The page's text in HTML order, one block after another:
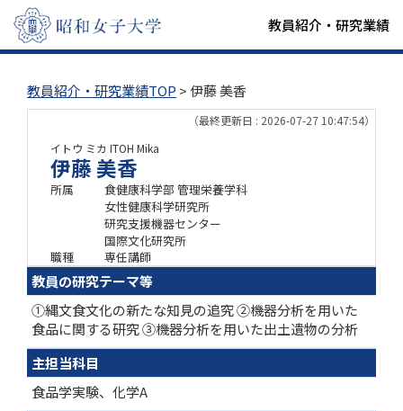
教員紹介・研究業績
教員紹介・研究業績TOP > 伊藤 美香
（最終更新日 : 2026-07-27 10:47:54）
イトウ ミカ ITOH Mika
伊藤 美香
所属
食健康科学部 管理栄養学科
女性健康科学研究所
研究支援機器センター
国際文化研究所
職種
専任講師
教員の研究テーマ等
①縄文食文化の新たな知見の追究 ②機器分析を用いた
食品に関する研究 ③機器分析を用いた出土遺物の分析
主担当科目
食品学実験、化学A